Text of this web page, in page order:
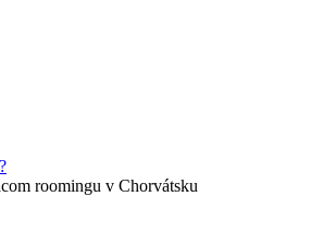
roomingu v Chorvátsku